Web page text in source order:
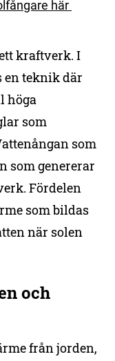
här
kraftverk. I
en teknik där
höga
som
som
som genererar
Fördelen
som bildas
när solen
och
från jorden,